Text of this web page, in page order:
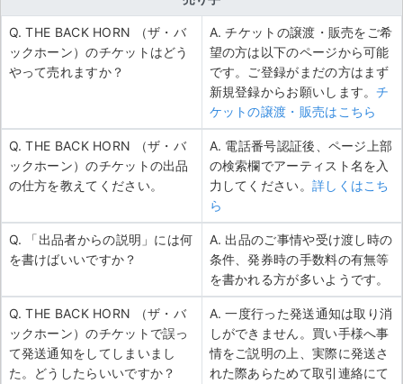
Q. THE BACK HORN （ザ・バ
ックホーン）のチケットはどう
やって売れますか？
A. チケットの譲渡・販売をご希
望の方は以下のページから可能
です。ご登録がまだの方はまず
新規登録からお願いします。チ
ケットの譲渡・販売はこちら
Q. THE BACK HORN （ザ・バ
ックホーン）のチケットの出品
の仕方を教えてください。
A. 電話番号認証後、ページ上部
の検索欄でアーティスト名を入
力してください。 詳しくはこち
ら
Q. 「出品者からの説明」には何
を書けばいいですか？
A. 出品のご事情や受け渡し時の
条件、発券時の手数料の有無等
を書かれる方が多いようです。
Q. THE BACK HORN （ザ・バ
ックホーン）のチケットで誤っ
て発送通知をしてしまいまし
た。どうしたらいいですか？
A. 一度行った発送通知は取り消
しができません。買い手様へ事
情をご説明の上、実際に発送さ
れた際あらためて取引連絡にて